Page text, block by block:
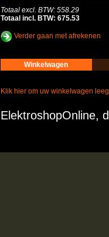
Totaal excl. BTW: 558.29
Totaal incl. BTW: 675.53
Verder gaan met afrekenen
Winkelwagen
Klik hier om uw winkelwagen
ElektroshopOnline,